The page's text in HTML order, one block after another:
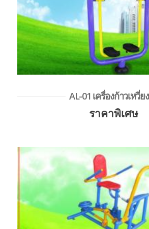
AL-01 เครื่องก้าวเหวี่ย
ราคาพิเศษ